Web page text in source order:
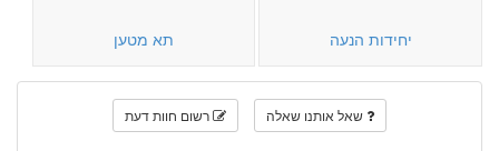
יחידות הנעה תא מטען
שאל אותנו שאלה רשום חוות דעת